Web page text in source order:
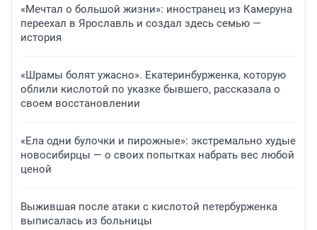
«Мечтал о большой жизни»: иностранец из Камеруна
переехал в Ярославль и создал здесь семью —
история
«Шрамы болят ужасно». Екатеринбурженка, которую
облили кислотой по указке бывшего, рассказала о
своем восстановлении
«Ела одни булочки и пирожные»: экстремально худые
новосибирцы — о своих попытках набрать вес любой
ценой
Выжившая после атаки с кислотой петербурженка
выписалась из больницы